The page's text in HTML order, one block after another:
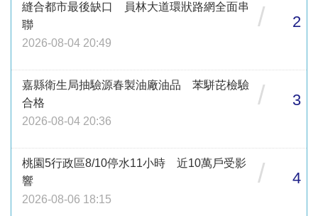
縫合都市最後缺口 員林大道環狀路網全面串
聯
2026-08-04 20:49
/ 2
嘉縣衛生局抽驗源春製油廠油品 苯駢芘檢驗
合格
2026-08-04 20:36
/ 3
桃園5行政區8/10停水11小時 近10萬戶受影
響
2026-08-06 18:15
/ 4